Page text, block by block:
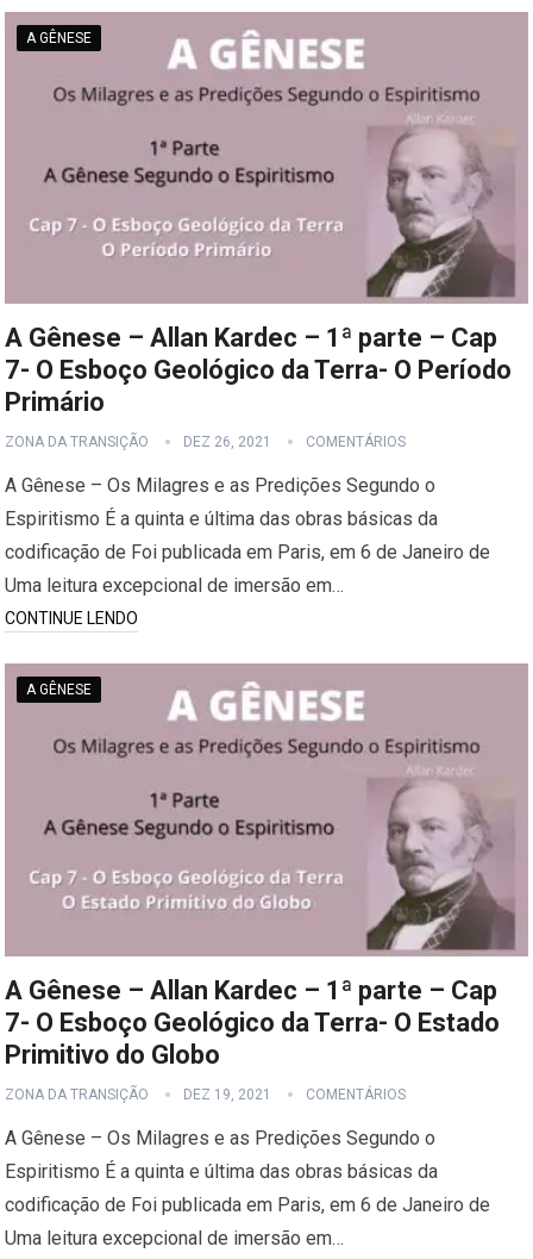
A GÊNESE
A Gênese – Allan Kardec – 1ª parte – Cap
7- O Esboço Geológico da Terra- O Período
Primário
ZONA DA TRANSIÇÃO DEZ 26, 2021 COMENTÁRIOS
A Gênese – Os Milagres e as Predições Segundo o
Espiritismo É a quinta e última das obras básicas da
codificação de Foi publicada em Paris, em 6 de Janeiro de
Uma leitura excepcional de imersão em…
CONTINUE LENDO
A GÊNESE
A Gênese – Allan Kardec – 1ª parte – Cap
7- O Esboço Geológico da Terra- O Estado
Primitivo do Globo
ZONA DA TRANSIÇÃO DEZ 19, 2021 COMENTÁRIOS
A Gênese – Os Milagres e as Predições Segundo o
Espiritismo É a quinta e última das obras básicas da
codificação de Foi publicada em Paris, em 6 de Janeiro de
Uma leitura excepcional de imersão em…